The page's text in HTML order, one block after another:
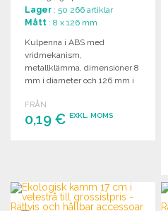
Lager : 50 266 artiklar
Mått : 8 x 126 mm
Kulpenna i ABS med
vridmekanism,
metallklämma, dimensioner 8
mm i diameter och 126 mm i
FRÅN
0,19 € EXKL. MOMS